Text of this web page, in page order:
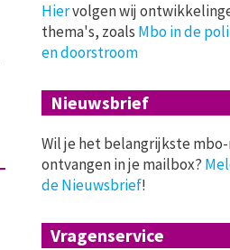
Hiervolgen wij
thema's, zoals Mbo in de
en doorstroom
Nieuwsbrief
Wil je het belangrijkste
ontvangen in je mailbox?
de Nieuwsbrief!
Vragenservice